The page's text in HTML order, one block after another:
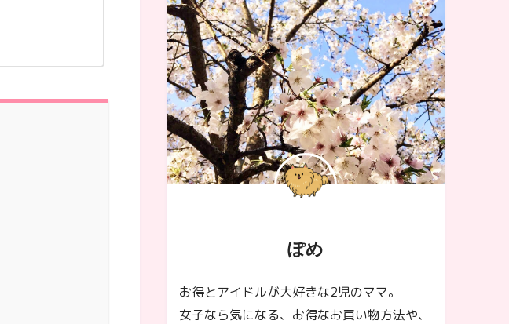
ぽめ
お得とアイドルが大好きな2児のママ。
女子なら気になる、お得なお買い物方法や、